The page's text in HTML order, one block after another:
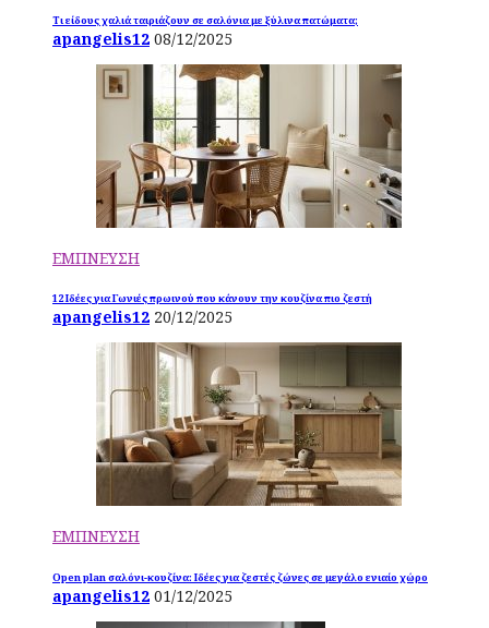
Τι είδους χαλιά ταιριάζουν σε σαλόνια με ξύλινα πατώματα;
apangelis12 08/12/2025
ΕΜΠΝΕΥΣΗ
12 Ιδέες για Γωνιές πρωινού που κάνουν την κουζίνα πιο ζεστή
apangelis12 20/12/2025
ΕΜΠΝΕΥΣΗ
Open plan σαλόνι-κουζίνα: Ιδέες για ζεστές ζώνες σε μεγάλο ενιαίο χώρο
apangelis12 01/12/2025